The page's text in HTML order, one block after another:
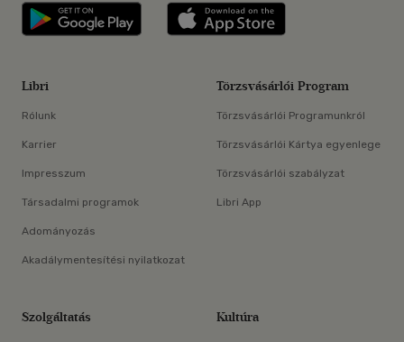
Libri applikáció Szerezd meg: Google
Libri
Rólunk
Karrier
Impresszum
Társadalmi programok
Adományozás
Akadálymentesítési nyilatkozat
Törzsvásárlói Program
Törzsvásárlói Programunkról
Törzsvásárlói Kártya egyenlege
Törzsvásárlói szabályzat
Libri App
Szolgáltatás Kultúra